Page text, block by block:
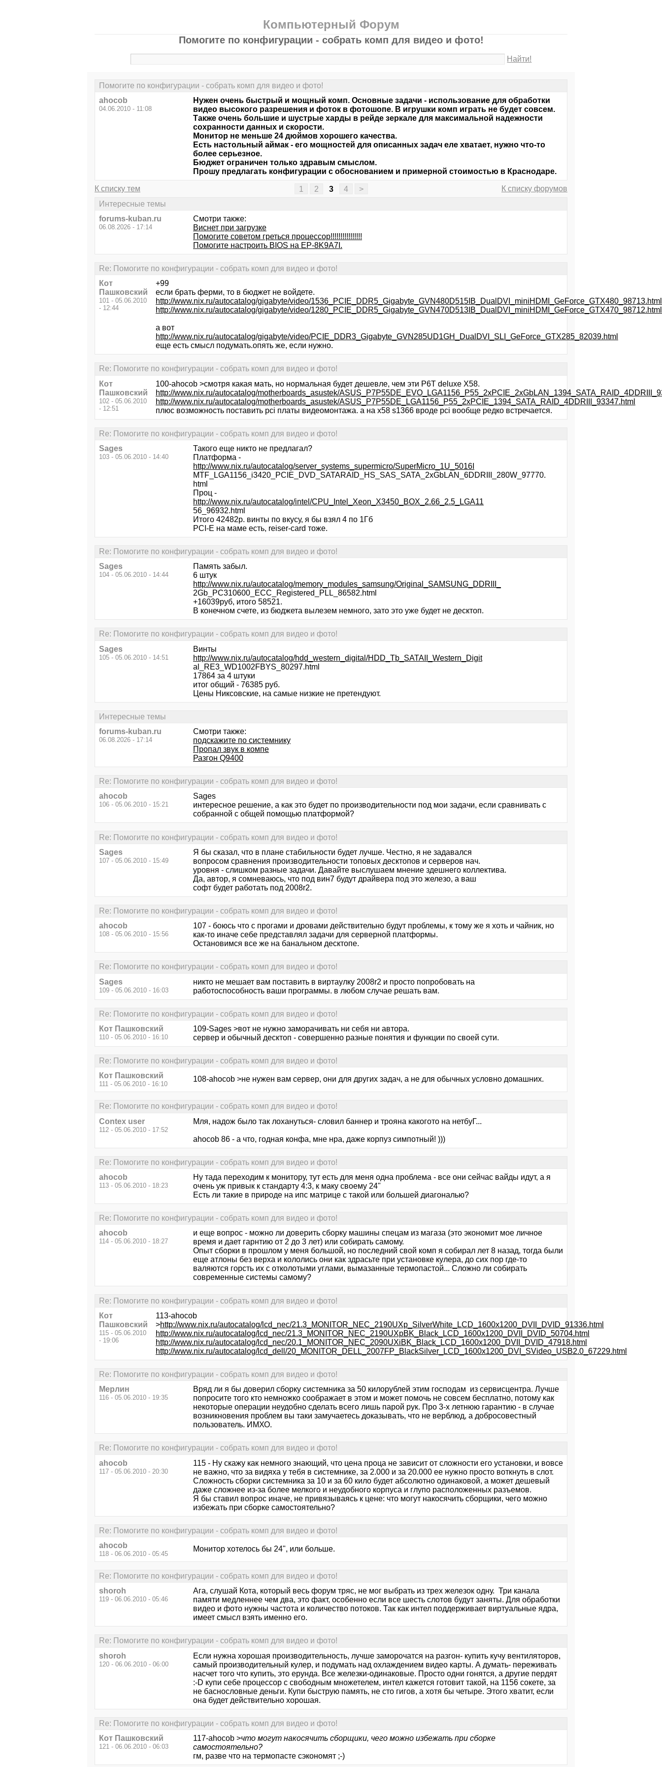
Компьютерный Форум
Помогите по конфигурации - собрать комп для видео и фото!
Найти!
Помогите по конфигурации - собрать комп для видео и фото!
ahocob
04.06.2010 - 11:08
Нужен очень быстрый и мощный комп. Основные задачи - использование для обработки
видео высокого разрешения и фоток в фотошопе. В игрушки комп играть не будет совсем.
Также очень большие и шустрые харды в рейде зеркале для максимальной надежности
сохранности данных и скорости.
Монитор не меньше 24 дюймов хорошего качества.
Есть настольный аймак - его мощностей для описанных задач еле хватает, нужно что-то
более серьезное.
Бюджет ограничен только здравым смыслом.
Прошу предлагать конфигурации с обоснованием и примерной стоимостью в Краснодаре.
К списку тем 1 2 3 4 >
К списку форумов
Интересные темы
forums-kuban.ru
06.08.2026 - 17:14
Смотри также:
Виснет при загрузке
Помогите советом греться процессор!!!!!!!!!!!!!!!!
Помогите настроить BIOS на EP-8K9A7I.
Re: Помогите по конфигурации - собрать комп для видео и фото!
Кот
Пашковский
101 - 05.06.2010
- 12:44
+99
если брать ферми, то в бюджет не войдете.
http://www.nix.ru/autocatalog/gigabyte/video/1536_PCIE_DDR5_Gigabyte_GVN480D515IB_DualDVI_miniHDMI_GeForce_GTX480_98713.html
http://www.nix.ru/autocatalog/gigabyte/video/1280_PCIE_DDR5_Gigabyte_GVN470D513IB_DualDVI_miniHDMI_GeForce_GTX470_98712.html
а вот
http://www.nix.ru/autocatalog/gigabyte/video/PCIE_DDR3_Gigabyte_GVN285UD1GH_DualDVI_SLI_GeForce_GTX285_82039.html
еще есть смысл подумать.опять же, если нужно.
Re: Помогите по конфигурации - собрать комп для видео и фото!
Кот
Пашковский
102 - 05.06.2010
- 12:51
100-ahocob >смотря какая мать, но нормальная будет дешевле, чем эти P6T deluxe X58.
http://www.nix.ru/autocatalog/motherboards_asustek/
http://www.nix.ru/autocatalog/motherboards_asustek/ASUS_P7P55DE_LGA1156_P55_2xPCIE_1394_SATA_RAID_4DDRIII_93347.html
плюс возможность поставить pci платы видеомонтажа. а на х58 s1366 вроде pci вообще редко встречается.
Re: Помогите по конфигурации - собрать комп для видео и фото!
Sages
103 - 05.06.2010 - 14:40
Такого еще никто не предлагал?
Платформа -
http://www.nix.ru/autocatalog/server_systems_supermicro/SuperMicro_1U_5016I
MTF_LGA1156_i3420_PCIE_DVD_SATARAID_HS_SAS_SATA_2xGbLAN_6DDRIII_280W_97770.
html
Проц -
http://www.nix.ru/autocatalog/intel/CPU_Intel_Xeon_X3450_BOX_2.66_2.5_LGA11
56_96932.html
Итого 42482р. винты по вкусу, я бы взял 4 по 1Гб
PCI-E на маме есть, reiser-card тоже.
Re: Помогите по конфигурации - собрать комп для видео и фото!
Sages
104 - 05.06.2010 - 14:44
Память забыл.
6 штук
http://www.nix.ru/autocatalog/memory_modules_samsung/Original_SAMSUNG_DDRIII_
2Gb_PC310600_ECC_Registered_PLL_86582.html
+16039руб, итого 58521.
В конечном счете, из бюджета вылезем немного, зато это уже будет не десктоп.
Re: Помогите по конфигурации - собрать комп для видео и фото!
Sages
105 - 05.06.2010 - 14:51
Винты
http://www.nix.ru/autocatalog/hdd_western_digital/HDD_Tb_SATAII_Western_Digit
al_RE3_WD1002FBYS_80297.html
17864 за 4 штуки
итог общий - 76385 руб.
Цены Никсовские, на самые низкие не претендуют.
Интересные темы
forums-kuban.ru
06.08.2026 - 17:14
Смотри также:
подскажите по системнику
Пропал звук в компе
Разгон Q9400
Re: Помогите по конфигурации - собрать комп для видео и фото!
ahocob
106 - 05.06.2010 - 15:21
Sages
интересное решение, а как это будет по производительности под мои задачи, если сравнивать с
собранной с общей помощью платформой?
Re: Помогите по конфигурации - собрать комп для видео и фото!
Sages
107 - 05.06.2010 - 15:49
Я бы сказал, что в плане стабильности будет лучше. Честно, я не задавался
вопросом сравнения производительности топовых десктопов и серверов нач.
уровня - слишком разные задачи. Давайте выслушаем мнение здешнего коллектива.
Да, автор, я cомневаюсь, что под вин7 будут драйвера под это железо, а ваш
софт будет работать под 2008r2.
Re: Помогите по конфигурации - собрать комп для видео и фото!
ahocob
108 - 05.06.2010 - 15:56
107 - боюсь что с прогами и дровами действительно будут проблемы, к тому же я хоть и чайник, но
как-то иначе себе представлял задачи для серверной платформы.
Остановимся все же на банальном десктопе.
Re: Помогите по конфигурации - собрать комп для видео и фото!
Sages
109 - 05.06.2010 - 16:03
никто не мешает вам поставить в виртаулку 2008r2 и просто попробовать на
работоспособность ваши программы. в любом случае решать вам.
Re: Помогите по конфигурации - собрать комп для видео и фото!
Кот Пашковский
110 - 05.06.2010 - 16:10
109-Sages >вот не нужно заморачивать ни себя ни автора.
сервер и обычный десктоп - совершенно разные понятия и функции по своей сути.
Re: Помогите по конфигурации - собрать комп для видео и фото!
Кот Пашковский
111 - 05.06.2010 - 16:10
108-ahocob >не нужен вам сервер, они для других задач, а не для обычных условно домашних.
Re: Помогите по конфигурации - собрать комп для видео и фото!
Contex user
112 - 05.06.2010 - 17:52
Мля, надож было так лохануться- словил баннер и трояна какогото на нетбуГ...
ahocob 86 - а что, годная конфа, мне нра, даже корпуз симпотный! )))
Re: Помогите по конфигурации - собрать комп для видео и фото!
ahocob
113 - 05.06.2010 - 18:23
Ну тада переходим к монитору, тут есть для меня одна проблема - все они сейчас вайды идут, а я
очень уж привык к стандарту 4:3, к маку своему 24"
Есть ли такие в природе на ипс матрице с такой или большей диагональю?
Re: Помогите по конфигурации - собрать комп для видео и фото!
ahocob
114 - 05.06.2010 - 18:27
и еще вопрос - можно ли доверить сборку машины спецам из магаза (это экономит мое личное
время и дает гарнтию от 2 до 3 лет) или собирать самому.
Опыт сборки в прошлом у меня большой, но последний свой комп я собирал лет 8 назад, тогда были
еще атлоны без верха и кололись они как здрасьте при установке кулера, до сих пор где-то
валяются горсть их с отколотыми углами, вымазанные термопастой... Сложно ли собирать
современные системы самому?
Re: Помогите по конфигурации - собрать комп для видео и фото!
Кот
Пашковский
115 - 05.06.2010
- 19:06
113-ahocob
>http://www.nix.ru/autocatalog/lcd_nec/21.3_MONITOR_NEC_2190UXp_SilverWhite_LCD_1600x1200_DVII_DVID_91336.html
http://www.nix.ru/autocatalog/lcd_nec/21.3_MONITOR_NEC_2190UXpBK_Black_LCD_1600x1200_DVII_DVID_50704.html
http://www.nix.ru/autocatalog/lcd_nec/20.1_MONITOR_NEC_2090UXiBK_Black_LCD_1600x1200_DVII_DVID_47918.html
http://www.nix.ru/autocatalog/lcd_dell/20_MONITOR_DELL_2007FP_BlackSilver_LCD_1600x1200_DVI_SVideo_USB2.0_67229.html
Re: Помогите по конфигурации - собрать комп для видео и фото!
Мерлин
116 - 05.06.2010 - 19:35
Вряд ли я бы доверил сборку системника за 50 килорублей этим господам из сервисцентра. Лучше
попросите того кто немножко соображает в этом и может помочь не совсем бесплатно, потому как
некоторые операции неудобно сделать всего лишь парой рук. Про 3-х летнюю гарантию - в случае
возникновения проблем вы таки замучаетесь доказывать, что не верблюд, а добросовестный
пользователь. ИМХО.
Re: Помогите по конфигурации - собрать комп для видео и фото!
ahocob
117 - 05.06.2010 - 20:30
115 - Ну скажу как немного знающий, что цена проца не зависит от сложности его установки, и вовсе
не важно, что за видяха у тебя в системнике, за 2.000 и за 20.000 ее нужно просто воткнуть в слот.
Сложность сборки системника за 10 и за 60 кило будет абсолютно одинаковой, а может дешевый
даже сложнее из-за более мелкого и неудобного корпуса и глупо расположенных разъемов.
Я бы ставил вопрос иначе, не привязываясь к цене: что могут накосячить сборщики, чего можно
избежать при сборке самостоятельно?
Re: Помогите по конфигурации - собрать комп для видео и фото!
ahocob
118 - 06.06.2010 - 05:45
Монитор хотелось бы 24", или больше.
Re: Помогите по конфигурации - собрать комп для видео и фото!
shoroh
119 - 06.06.2010 - 05:46
Ага, слушай Кота, который весь форум тряс, не мог выбрать из трех железок одну. Три канала
памяти медленнее чем два, это факт, особенно если все шесть слотов будут заняты. Для обработки
видео и фото нужны частота и количество потоков. Так как интел поддерживает виртуальные ядра,
имеет смысл взять именно его.
Re: Помогите по конфигурации - собрать комп для видео и фото!
shoroh
120 - 06.06.2010 - 06:00
Если нужна хорошая производительность, лучше заморочатся на разгон- купить кучу вентиляторов,
самый производительный кулер, и подумать над охлаждением видео карты. А думать- переживать
насчет того что купить, это ерунда. Все железки-одинаковые. Просто одни гонятся, а другие пердят
:-D купи себе процессор с свободным множетелем, интел кажется готовит такой, на 1156 сокете, за
не баснословные деньги. Купи быструю память, не сто гигов, а хотя бы четыре. Этого хватит, если
она будет действительно хорошая.
Re: Помогите по конфигурации - собрать комп для видео и фото!
Кот Пашковский
121 - 06.06.2010 - 06:03
117-ahocob >что могут накосячить сборщики, чего можно избежать при сборке
самостоятельно?
гм, разве что на термопасте сэкономят ;-)